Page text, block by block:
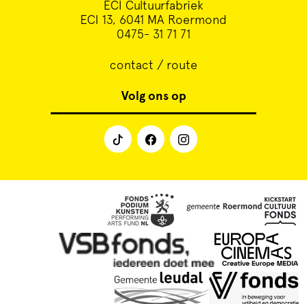
ECI Cultuurfabriek
ECI 13, 6041 MA Roermond
0475- 31 71 71
contact / route
Volg ons op